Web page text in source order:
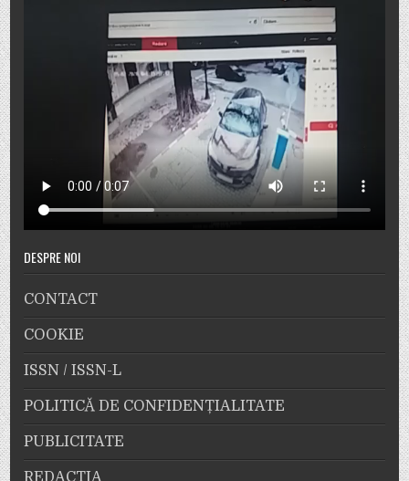
DESPRE NOI
CONTACT
COOKIE
ISSN / ISSN-L
POLITICĂ DE CONFIDENȚIALITATE
PUBLICITATE
REDACȚIA